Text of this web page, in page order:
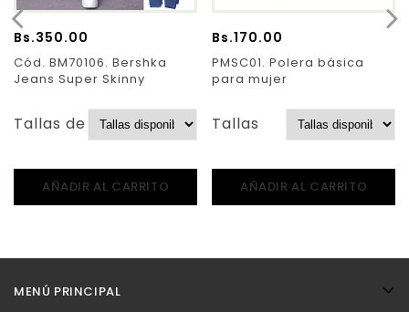
Bs.350.00
Cód. BM70106. Bershka
Jeans Super Skinny
Tallas de Pantalones:
AÑADIR AL CARRITO
Bs.170.00
PMSC01. Polera básica
para mujer
Tallas
AÑADIR AL CARRITO
MENÚ PRINCIPAL